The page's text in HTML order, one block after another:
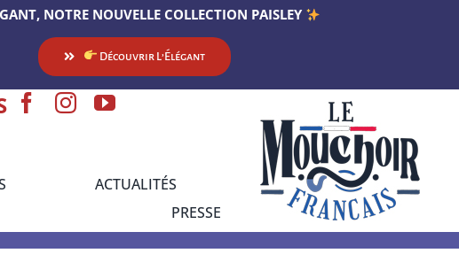
NOTRE NOUVELLE COLLECTION PAISLEY
Découvrir L’Élégant
ACTUALITÉS
PRESSE